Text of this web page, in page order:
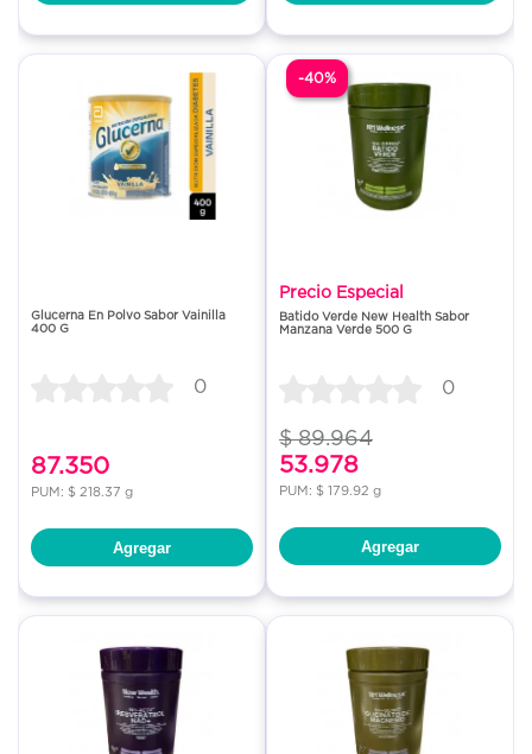
Glucerna En Polvo Sabor Vainilla
400 G
0
87.350
PUM: $ 218.37 g
Agregar
Precio Especial
Batido Verde New Health Sabor
Manzana Verde 500 G
0
$ 89.964
53.978
PUM: $ 179.92 g
Agregar
-40%